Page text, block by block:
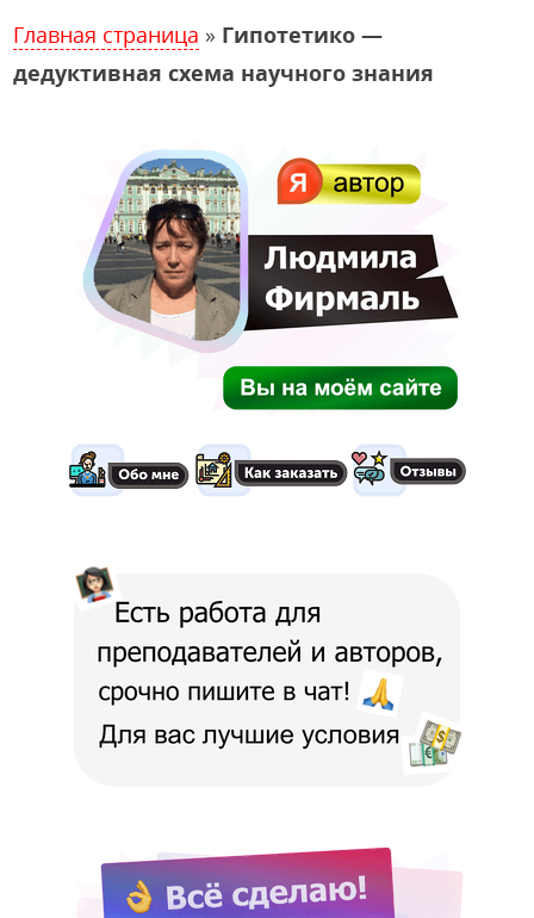
Главная страница » Гипотетико —
дедуктивная схема научного знания